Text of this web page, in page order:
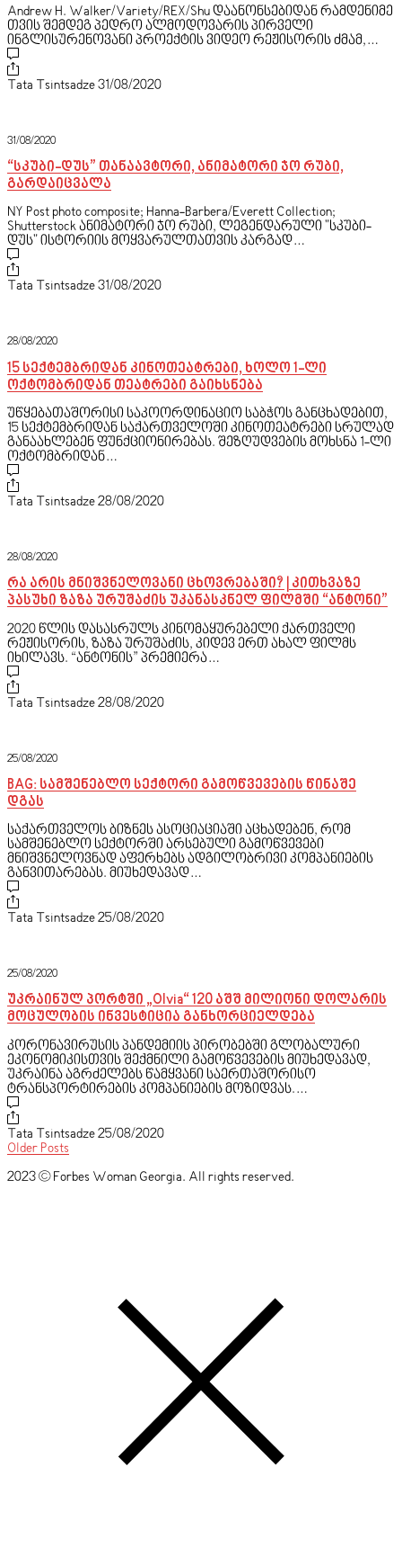
Andrew H. Walker/Variety/REX/Shu დაანონსებიდან რამდენიმე
თვის შემდეგ პედრო ალმოდოვარის პირველი
ინგლისურენოვანი პროექტის ვიდეო რეჟისორის ძმამ,…
Tata Tsintsadze31/08/2020
31/08/2020
“სკუბი-დუს” თანაავტორი, ანიმატორი ჯო რუბი,
გარდაიცვალა
NY Post photo composite; Hanna-Barbera/Everett Collection;
Shutterstock ანიმატორი ჯო რუბი, ლეგენდარული "სკუბი-
დუს" ისტორიის მოყვარულთათვის კარგად…
Tata Tsintsadze31/08/2020
28/08/2020
15 სექტემბრიდან კინოთეატრები, ხოლო 1-ლი
ოქტომბრიდან თეატრები გაიხსნება
უწყებათაშორისი საკოორდინაციო საბჭოს განცხადებით,
15 სექტემბრიდან საქართველოში კინოთეატრები სრულად
განაახლებენ ფუნქციონირებას. შეზღუდვების მოხსნა 1-ლი
ოქტომბრიდან…
Tata Tsintsadze28/08/2020
28/08/2020
რა არის მნიშვნელოვანი ცხოვრებაში? | კითხვაზე
პასუხი ზაზა ურუშაძის უკანასკნელ ფილმში “ანტონი”
2020 წლის დასასრულს კინომაყურებელი ქართველი
რეჟისორის, ზაზა ურუშაძის, კიდევ ერთ ახალ ფილმს
იხილავს. “ანტონის” პრემიერა…
Tata Tsintsadze28/08/2020
25/08/2020
BAG: სამშენებლო სექტორი გამოწვევების წინაშე
დგას
საქართველოს ბიზნეს ასოციაციაში აცხადებენ, რომ
სამშენებლო სექტორში არსებული გამოწვევები
მნიშვნელოვნად აფერხებს ადგილობრივი კომპანიების
განვითარებას. მიუხედავად…
Tata Tsintsadze25/08/2020
25/08/2020
უკრაინულ პორტში „Olvia“ 120 აშშ მილიონი დოლარის
მოცულობის ინვესტიცია განხორციელდება
კორონავირუსის პანდემიის პირობებში გლობალური
ეკონომიკისთვის შექმნილი გამოწვევების მიუხედავად,
უკრაინა აგრძელებს წამყვანი საერთაშორისო
ტრანსპორტირების კომპანიების მოზიდვას.…
Tata Tsintsadze25/08/2020
Older Posts
2023 © Forbes Woman Georgia. All rights reserved.